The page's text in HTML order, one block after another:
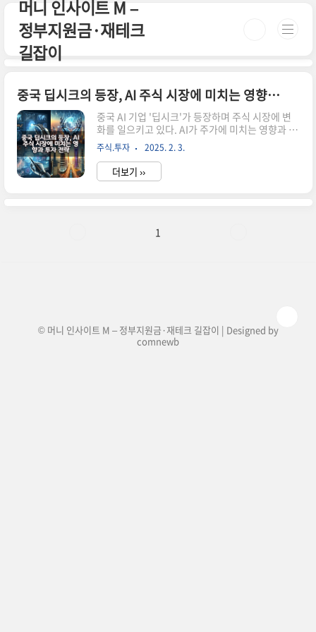
본문 바로가기
머니 인사이트 M –
정부지원금·재테크
길잡이
중국 딥시크의 등장, AI 주식 시장에 미치는 영향과 투자 전략
중국 AI 기업 '딥시크'가 등장하며 주식 시장에 변
화를 일으키고 있다. AI가 주가에 미치는 영향과 투
자 전략을 알아보자. 1. 중국 딥시크란 무엇인가?
최근 중국에서 떠오르는 AI 기업 중 하나가 바로 ‘딥
시크(DeepSeek)’이다. 딥시크는 초거대 인공지
능 모델을 기반으로 한 AI 기술을 개발하며, 금융,
시크의 등장으로 AI 주식 시장이 변한다 (1) 주식
주식.투자 2025. 2. 3.
더보기 ››
1
© 머니 인사이트 M – 정부지원금·재테크 길잡이 | Designed by
comnewb